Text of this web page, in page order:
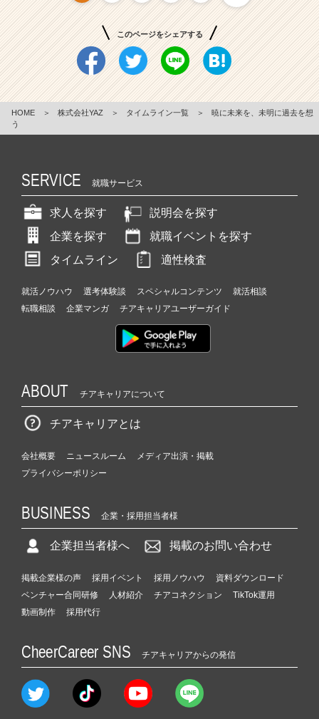
このページをシェアする
HOME ＞ 株式会社YAZ ＞ タイムライン一覧 ＞
暁に未来を、未明に過去を想
う
SERVICE 就職サービス
求人を探す
説明会を探す
企業を探す
就職イベントを探す
タイムライン
適性検査
就活ノウハウ 選考体験談 スペシャルコンテンツ
就活相談
転職相談
企業マンガ チアキャリアユーザーガイド
ABOUT チアキャリアについて
チアキャリアとは
会社概要 ニュースルーム
メディア出演・掲載
プライバシーポリシー
BUSINESS 企業・採用担当者様
企業担当者様へ 掲載のお問い合わせ
掲載企業様の声 採用イベント 採用ノウハウ
資料ダウンロード
ベンチャー合同研修
人材紹介 チアコネクション
TikTok運用
動画制作
採用代行
CheerCareer SNS チアキャリアからの発信